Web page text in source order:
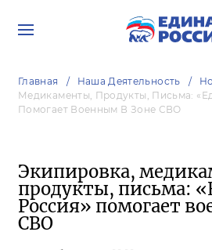
Главная Наша Деятельность
Медикаменты, Продукты, Письма:
Помогает Военным В Зоне СВО
Экипировка,
продукты, письма:
Россия» помогает
СВО